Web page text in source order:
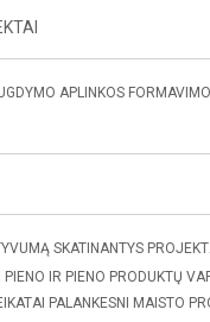
APLINKOS
SKATINANTYS
IR PIENO PRODUKTŲ
PALANKESNI MAISTO